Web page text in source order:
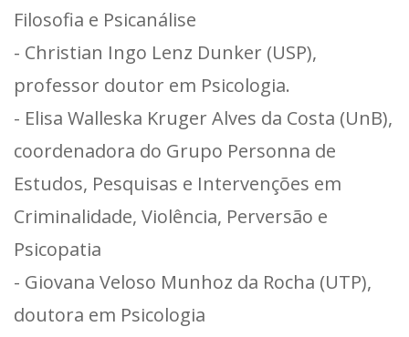
Filosofia e Psicanálise
- Christian Ingo Lenz Dunker (USP),
professor doutor em Psicologia.
- Elisa Walleska Kruger Alves da Costa (UnB),
coordenadora do Grupo Personna de
Estudos, Pesquisas e Intervenções em
Criminalidade, Violência, Perversão e
Psicopatia
- Giovana Veloso Munhoz da Rocha (UTP),
doutora em Psicologia